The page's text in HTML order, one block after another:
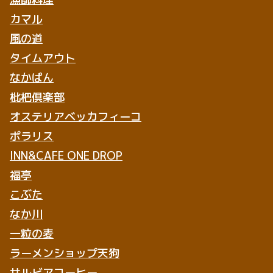
カマル
風の道
タイムアウト
なかぱん
枇杷倶楽部
オステリアベッカフィーコ
ポラリス
INN&CAFE ONE DROP
福亭
こぶた
なか川
一粒の麦
ラーメンショップ天狗